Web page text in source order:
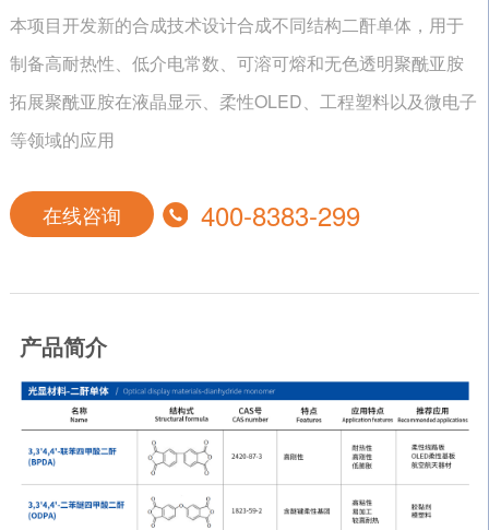
本项目开发新的合成技术设计合成不同结构二酐单体，用于
制备高耐热性、低介电常数、可溶可熔和无色透明聚酰亚胺
拓展聚酰亚胺在液晶显示、柔性OLED、工程塑料以及微电子
等领域的应用
在线咨询 400-8383-299
产品简介